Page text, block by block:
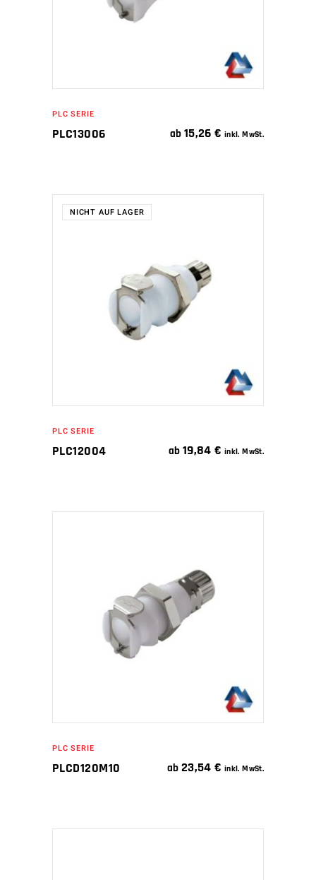
PLC SERIE
PLC13006 ab 15,26€ inkl. MwSt.
NICHT AUF LAGER
WEITERLESEN
PLC SERIE
PLC12004 ab 19,84€ inkl. MwSt.
IN DEN WARENKORB
PLC SERIE
PLCD120M10 ab 23,54€ inkl. MwSt.